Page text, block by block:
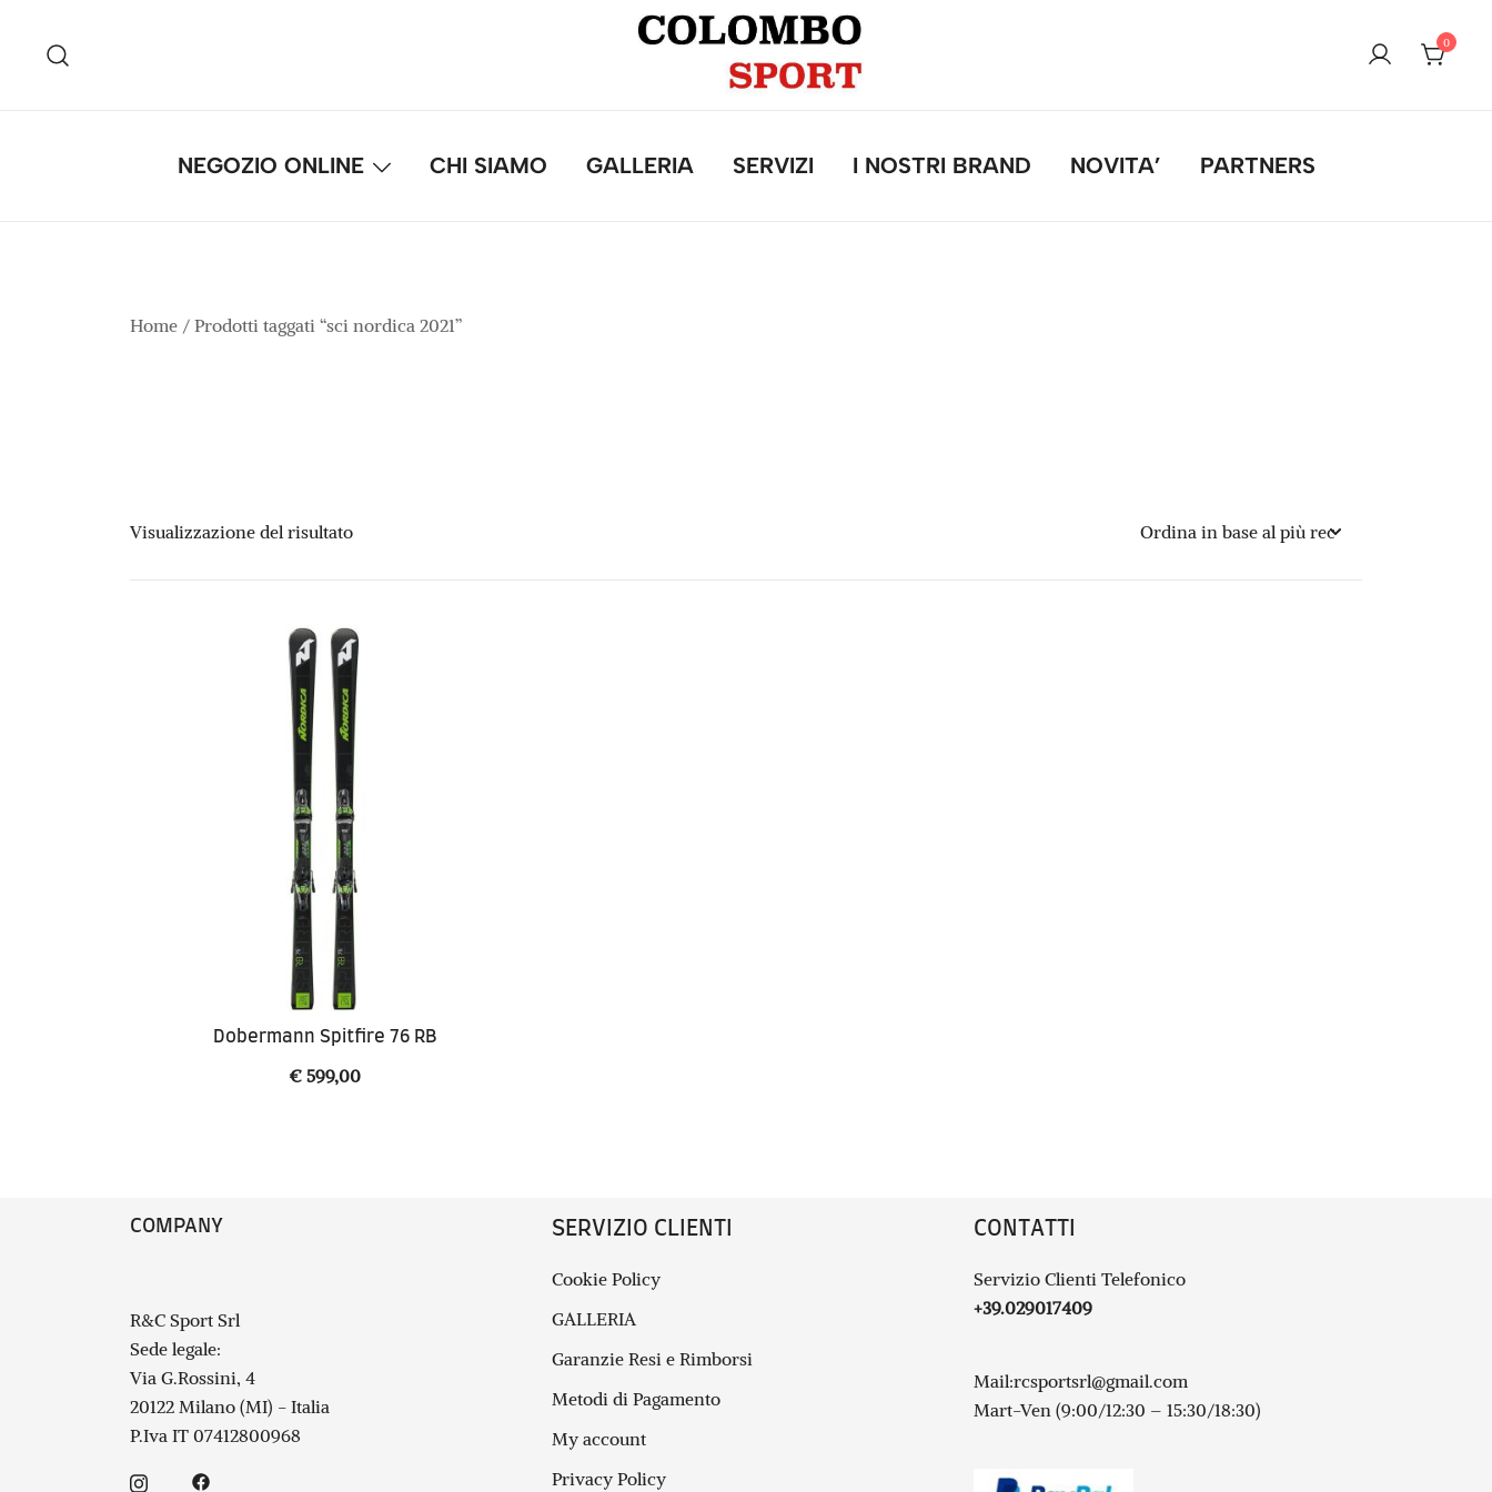
contenuto
0
NEGOZIO ONLINE CHI SIAMO GALLERIA SERVIZI I NOSTRI BRAND NOVITA’ PARTNERS
Home / Prodotti taggati “sci nordica 2021”
Visualizzazione del risultato
Dobermann Spitfire 76 RB
€599,00
COMPANY
R&C Sport Srl
Sede legale:
Via G.Rossini, 4
20122 Milano (MI) - Italia
P.Iva IT 07412800968
SERVIZIO CLIENTI
Cookie Policy
GALLERIA
Garanzie Resi e Rimborsi
Metodi di Pagamento
My account
Privacy Policy
CONTATTI
Servizio Clienti Telefonico
+39.029017409
Mail:rcsportsrl@gmail.com
Mart-Ven (9:00/12:30 – 15:30/18:30)